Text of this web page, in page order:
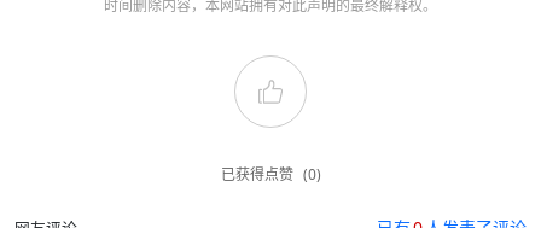
时间删除内容，本网站拥有对此声明的最终解释权。
已获得点赞 (0)